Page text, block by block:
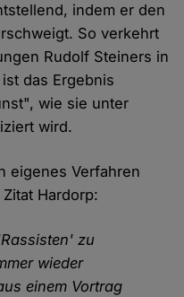
indem er den
So verkehrt
Rudolf Steiners in
das Ergebnis
wie sie unter
wird.
eigenes Verfahren
Hardorp:
zu
wieder
einem Vortrag